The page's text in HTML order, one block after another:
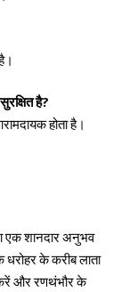
है?
होता है।
शानदार अनुभव
के करीब लाता
और रणथंभौर के